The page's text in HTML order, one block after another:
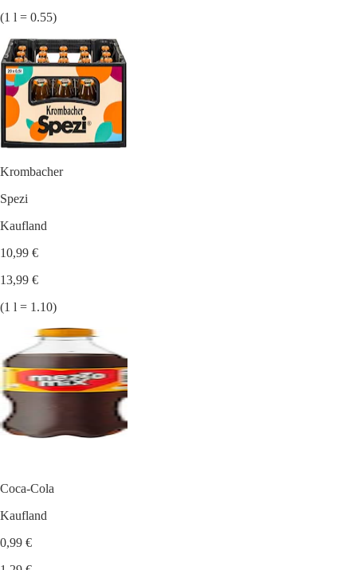
(1 l = 0.55)
Krombacher
Spezi
Kaufland
10,99 €
13,99 €
(1 l = 1.10)
Coca-Cola
Kaufland
0,99 €